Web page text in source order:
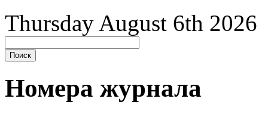
Thursday August 6th 2026
Номера журнала